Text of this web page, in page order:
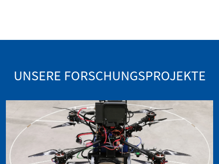
UNSERE FORSCHUNGSPROJEKTE